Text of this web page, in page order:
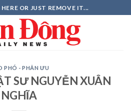
OR JUST REMOVE IT...
PHÓ - PHÂN ƯU
SƯ NGUYỄN XUÂN
NGHĨA